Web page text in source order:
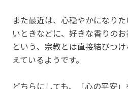
また最近は、心穏やかになり
いときなどに、好きな香りの
という、宗教とは直接結びつ
えているようです。
どちらにしても、「心の平安